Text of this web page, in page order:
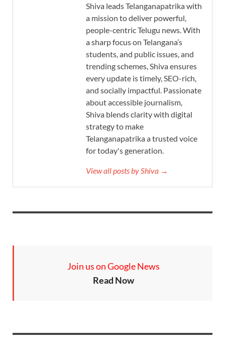
Shiva leads Telanganapatrika with
a mission to deliver powerful,
people-centric Telugu news. With
a sharp focus on Telangana’s
students, and public issues, and
trending schemes, Shiva ensures
every update is timely, SEO-rich,
and socially impactful. Passionate
about accessible journalism,
Shiva blends clarity with digital
strategy to make
Telanganapatrika a trusted voice
for today's generation.
View all posts by Shiva →
Join us on Google News
Read Now